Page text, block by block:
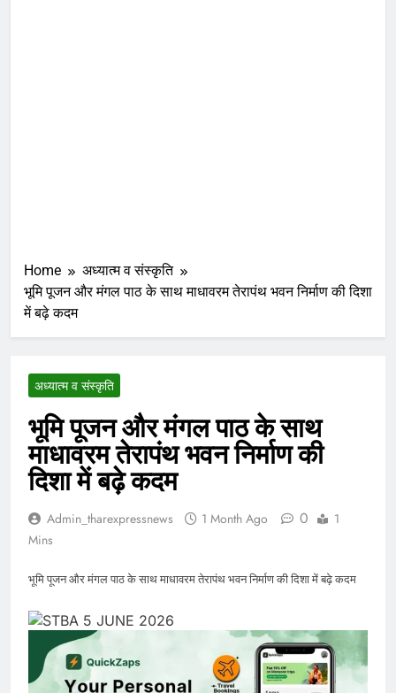
Home
अध्यात्म व संस्कृति
भूमि पूजन और मंगल पाठ के साथ माधावरम तेरापंथ भवन निर्माण की दिशा
में बढ़े कदम
अध्यात्म व संस्कृति
भूमि पूजन और मंगल पाठ के साथ
माधावरम तेरापंथ भवन निर्माण की
दिशा में बढ़े कदम
Admin_tharexpressnews 1 Month Ago 0
1
Mins
भूमि पूजन और मंगल पाठ के साथ माधावरम तेरापंथ भवन निर्माण की दिशा में बढ़े कदम